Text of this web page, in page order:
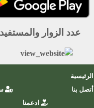
عدد الزوار
الرئيسية
أتصل بنا
ادعمنا